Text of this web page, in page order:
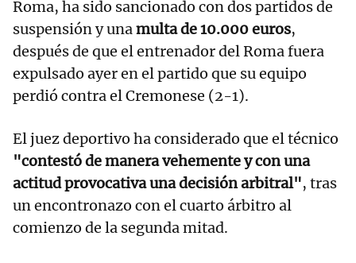
Roma, ha sido sancionado con dos partidos de
suspensión y unamulta de 10.000 euros,
después de que el entrenador del Roma fuera
expulsado ayer en el partido que su equipo
perdió contra el Cremonese (2-1).
El juez deportivo ha considerado que el técnico
"contestó de manera vehemente y con una
actitud provocativa una decisión arbitral", tras
un encontronazo con el cuarto árbitro al
comienzo de la segunda mitad.